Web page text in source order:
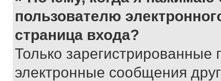
пользователю
страница входа?
Только зарегистрированные
электронные сообщения